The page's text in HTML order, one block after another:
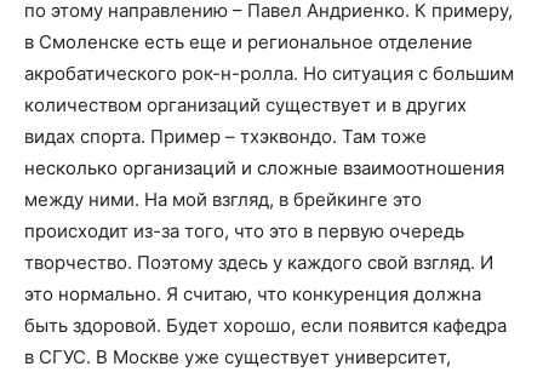
по этому направлению – Павел Андриенко. К примеру,
в Смоленске есть еще и региональное отделение
акробатического рок-н-ролла. Но ситуация с большим
количеством организаций существует и в других
видах спорта. Пример – тхэквондо. Там тоже
несколько организаций и сложные взаимоотношения
между ними. На мой взгляд, в брейкинге это
происходит из-за того, что это в первую очередь
творчество. Поэтому здесь у каждого свой взгляд. И
это нормально. Я считаю, что конкуренция должна
быть здоровой. Будет хорошо, если появится кафедра
в СГУС. В Москве уже существует университет,